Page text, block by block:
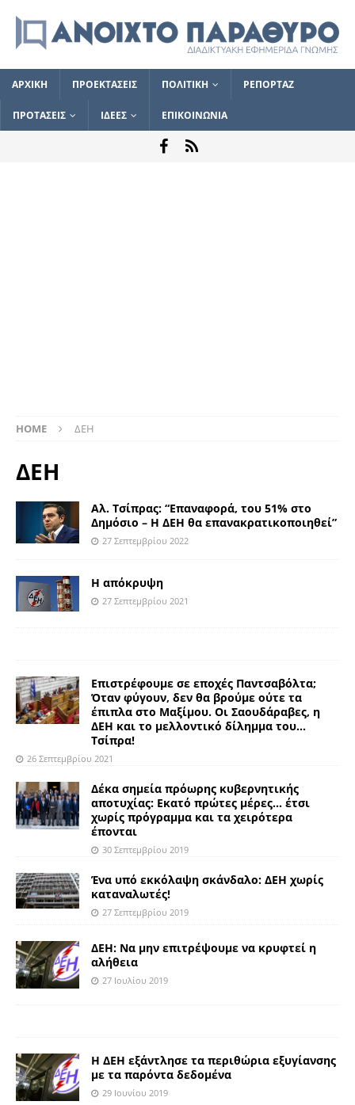
ΑΡΧΙΚΗ ΠΡΟΕΚΤΑΣΕΙΣ ΠΟΛΙΤΙΚΗ ΡΕΠΟΡΤΑΖ
ΠΡΟΤΑΣΕΙΣ ΙΔΕΕΣ ΕΠΙΚΟΙΝΩΝΙΑ
HOME ΔΕΗ
ΔΕΗ
Αλ. Τσίπρας: “Επαναφορά, του 51% στο
Δημόσιο – Η ΔΕΗ θα επανακρατικοποιηθεί”
27 Σεπτεμβρίου 2022
Η απόκρυψη
27 Σεπτεμβρίου 2021
Επιστρέφουμε σε εποχές Παντσαβόλτα;
Όταν φύγουν, δεν θα βρούμε ούτε τα
έπιπλα στο Μαξίμου. Οι Σαουδάραβες, η
ΔΕΗ και το μελλοντικό δίλημμα του…
Τσίπρα!
26 Σεπτεμβρίου 2021
Δέκα σημεία πρόωρης κυβερνητικής
αποτυχίας: Εκατό πρώτες μέρες… έτσι
χωρίς πρόγραμμα και τα χειρότερα
έπονται
30 Σεπτεμβρίου 2019
Ένα υπό εκκόλαψη σκάνδαλο: ΔΕΗ χωρίς
καταναλωτές!
27 Σεπτεμβρίου 2019
ΔΕΗ: Να μην επιτρέψουμε να κρυφτεί η
αλήθεια
27 Ιουλίου 2019
Η ΔΕΗ εξάντλησε τα περιθώρια εξυγίανσης
με τα παρόντα δεδομένα
29 Ιουνίου 2019